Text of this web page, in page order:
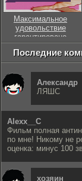
Максимальное
удовольствие
гарантировано
Последние
Александр
ЛЯШС
Alexx__C
Фильм полная
по мне! Никому не
оценка: минус 100
хозяин